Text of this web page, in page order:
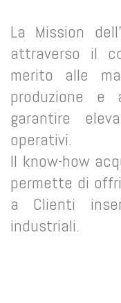
La Mission
attraverso il
merito alle
produzione e
garantire
operativi.
Il know-how
permette di
a Clienti
industriali.